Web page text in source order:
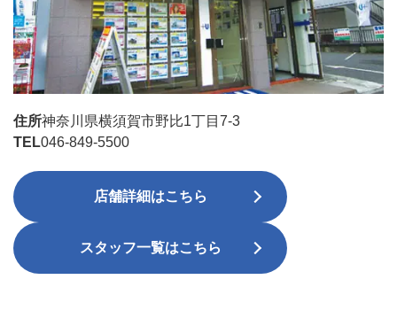
住所神奈川県横須賀市野比1丁目7-3
TEL046-849-5500
店舗詳細はこちら
スタッフ一覧はこちら